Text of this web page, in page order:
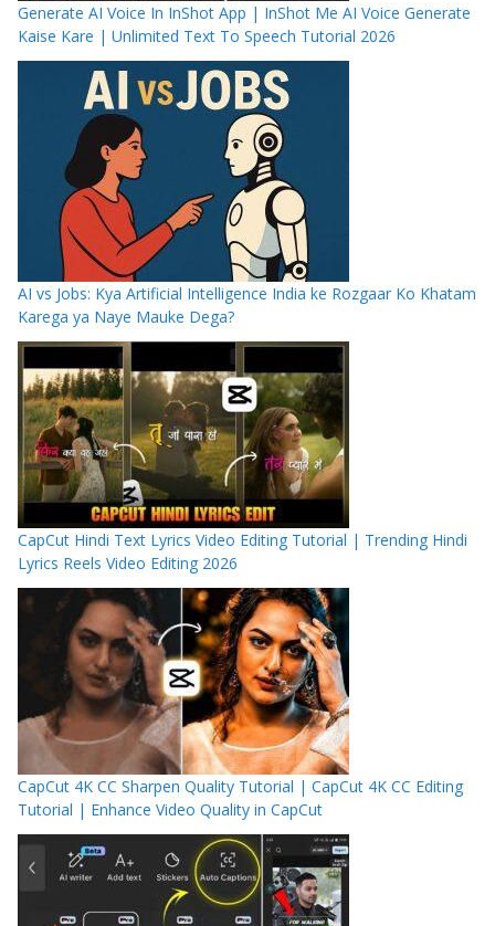
Generate AI Voice In InShot App | InShot Me AI Voice Generate
Kaise Kare | Unlimited Text To Speech Tutorial 2026
AI vs Jobs: Kya Artificial Intelligence India ke Rozgaar Ko Khatam
Karega ya Naye Mauke Dega?
CapCut Hindi Text Lyrics Video Editing Tutorial | Trending Hindi
Lyrics Reels Video Editing 2026
CapCut 4K CC Sharpen Quality Tutorial | CapCut 4K CC Editing
Tutorial | Enhance Video Quality in CapCut